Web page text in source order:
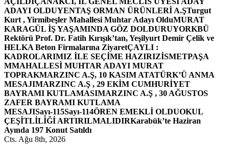
ADAYI OLDUYENTAŞ ORMAN ÜRÜNLERİ A.ŞTurgut
Kurt , Yirmibeşler Mahallesi Muhtar Adayı OlduMURAT
KARAGÜL İŞ YAŞAMINDA GÖZ DOLDURUYORKBÜ
Rektörü Prof. Dr. Fatih Kırışık’tan, Yeşilyurt Demir Çelik ve
HELKA Beton Firmalarına ZiyaretÇAYLI :
KADROLARIMIZ İLE SEÇİME HAZIRIZİSMETPAŞA
MMAHALLESİ MUHTAR ADAYI MURAT
TOPRAKMARZINC A.Ş, 10 KASIM ATATÜRK’Ü ANMA
MESAJIMARZINC A.Ş , 29 EKİM CUMHURİYET
BAYRAMI KUTLAMASIMARZINC A.Ş , 30 AĞUSTOS
ZAFER BAYRAMI KUTLAMA
MESAJISayı-115Sayı-114ÖREN EMEKLİ OLDUOKUL
ÇEŞİTLİLİĞİ ARTIRILMALIDIRKarabük’te Haziran
Ayında 197 Konut Satıldı
Cts. Ağu 8th, 2026